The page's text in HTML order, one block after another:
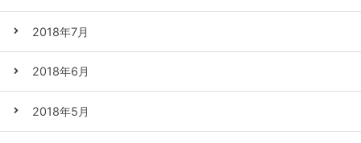
2018年7月
2018年6月
2018年5月